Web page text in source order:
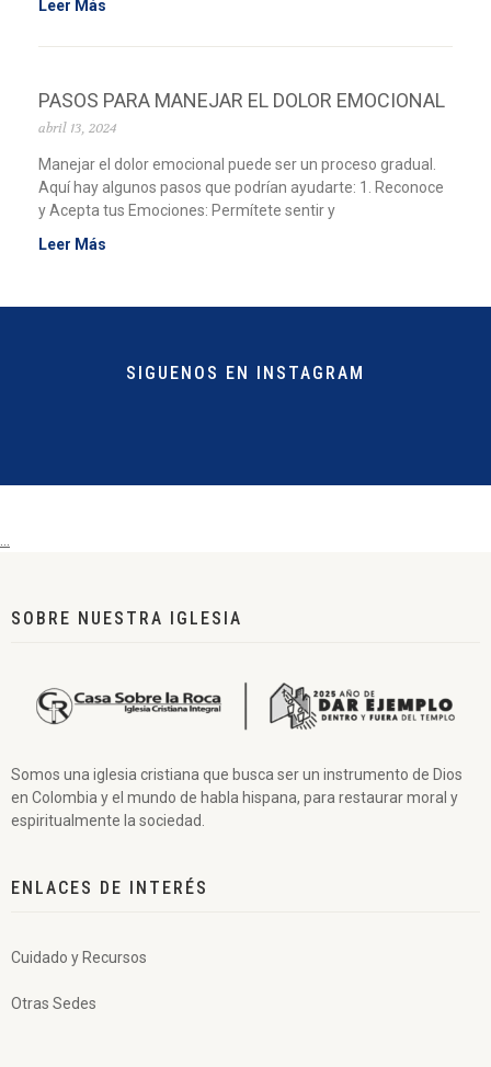
Leer Más
PASOS PARA MANEJAR EL DOLOR EMOCIONAL
abril 13, 2024
Manejar el dolor emocional puede ser un proceso gradual.
Aquí hay algunos pasos que podrían ayudarte: 1. Reconoce
y Acepta tus Emociones: Permítete sentir y
Leer Más
SIGUENOS EN INSTAGRAM
SOBRE NUESTRA IGLESIA
Somos una iglesia cristiana que busca ser un instrumento de Dios
en Colombia y el mundo de habla hispana, para restaurar moral y
espiritualmente la sociedad.
ENLACES DE INTERÉS
Cuidado y Recursos
Otras Sedes